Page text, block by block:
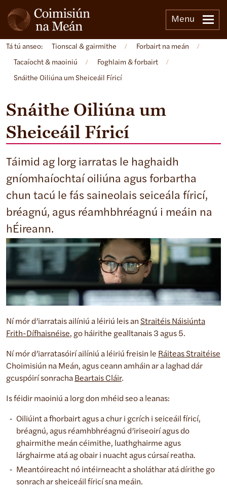
Menu
Tá tú anseo: Tionscal & gairmithe / Forbairt na meán /
Tacaíocht & maoiniú / Foghlaim & forbairt /
Snáithe Oiliúna um Sheiceáil Fíricí
Snáithe Oiliúna um
Sheiceáil Fíricí
Táimid ag lorg iarratas le haghaidh
gníomhaíochtaí oiliúna agus forbartha
chun tacú le fás saineolais seiceála fíricí,
bréagnú, agus réamhbhréagnú i meáin na
hÉireann.
Ní mór d’iarratais ailíniú a léiriú leis an Straitéis Náisiúnta
Frith-Dífhaisnéise, go háirithe gealltanais 3 agus 5.
Ní mór d’iarratasóirí ailíniú a léiriú freisin le Ráiteas Straitéise
Choimisiún na Meán, agus ceann amháin ar a laghad dár
gcuspóirí sonracha Beartais Cláir.
Is féidir maoiniú a lorg don mhéid seo a leanas:
Oiliúint a fhorbairt agus a chur i gcrích i seiceáil fíricí,
bréagnú, agus réamhbhréagnú d’iriseoirí agus do
ghairmithe meán céimithe, luathghairme agus
lárghairme atá ag obair i nuacht agus cúrsaí reatha.
Meantóireacht nó intéirneacht a sholáthar atá dírithe go
sonrach ar sheiceáil fíricí sna meáin.